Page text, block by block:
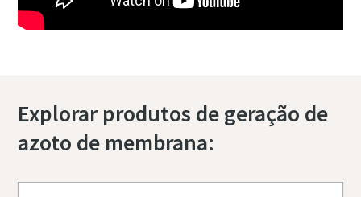
Explorar produtos de geração de
azoto de membrana: